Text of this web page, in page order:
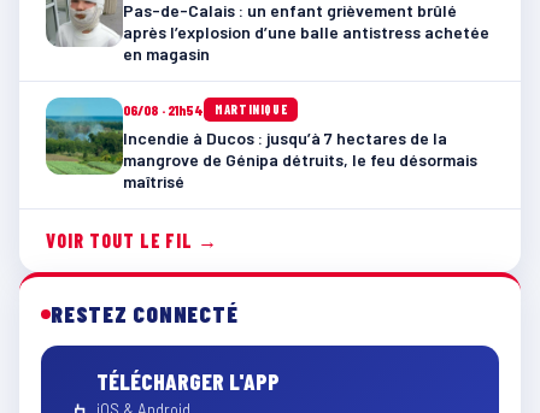
Pas-de-Calais : un enfant grièvement brûlé
après l’explosion d’une balle antistress achetée
en magasin
06/08 · 21h54 MARTINIQUE
Incendie à Ducos : jusqu’à 7 hectares de la
mangrove de Génipa détruits, le feu désormais
maîtrisé
VOIR TOUT LE FIL →
RESTEZ CONNECTÉ
TÉLÉCHARGER L'APP